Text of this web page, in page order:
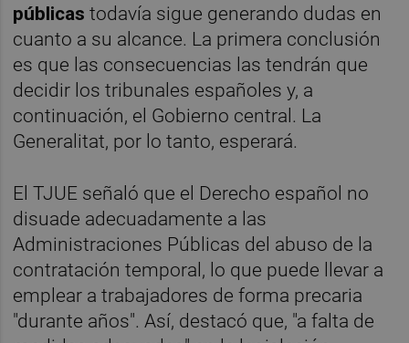
públicas todavía sigue generando dudas en
cuanto a su alcance. La primera conclusión
es que las consecuencias las tendrán que
decidir los tribunales españoles y, a
continuación, el Gobierno central. La
Generalitat, por lo tanto, esperará.
El TJUE señaló que el Derecho español no
disuade adecuadamente a las
Administraciones Públicas del abuso de la
contratación temporal, lo que puede llevar a
emplear a trabajadores de forma precaria
"durante años". Así, destacó que, "a falta de